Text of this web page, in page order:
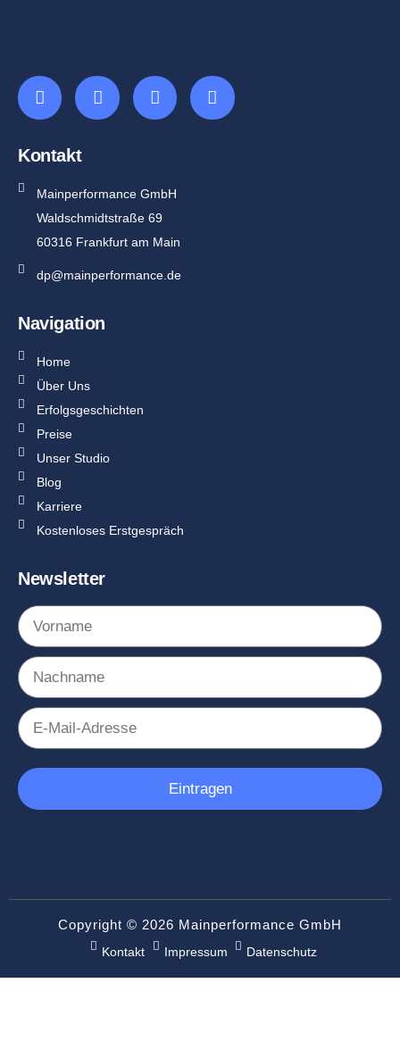
Kontakt
Mainperformance GmbH
Waldschmidtstraße 69
60316 Frankfurt am Main
dp@mainperformance.de
Navigation
Home
Über Uns
Erfolgsgeschichten
Preise
Unser Studio
Blog
Karriere
Kostenloses Erstgespräch
Newsletter
Eintragen
Copyright © 2026 Mainperformance GmbH
Kontakt Impressum Datenschutz